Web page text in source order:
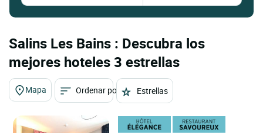
Salins Les Bains : Descubra los
mejores hoteles 3 estrellas
Mapa Ordenar por Estrellas